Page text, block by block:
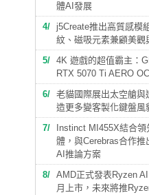
體AI發展
4
j5Create推出高質感模
紋、磁吸元素兼顧美觀
5
4K 遊戲的超值霸主：
RTX 5070 Ti AERO
6
老貓國際展出太空艙與
造更多變客製化鍵盤風
7
Instinct MI455X結合
體，與Cerebras合作
AI推論方案
8
AMD正式發表Ryzen
月上市，未來將推